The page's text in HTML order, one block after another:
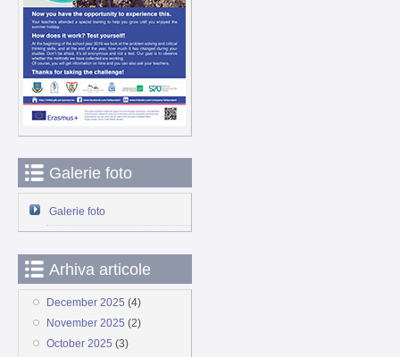
Galerie foto
Galerie foto
Arhiva articole
December 2025 (4)
November 2025 (2)
October 2025 (3)